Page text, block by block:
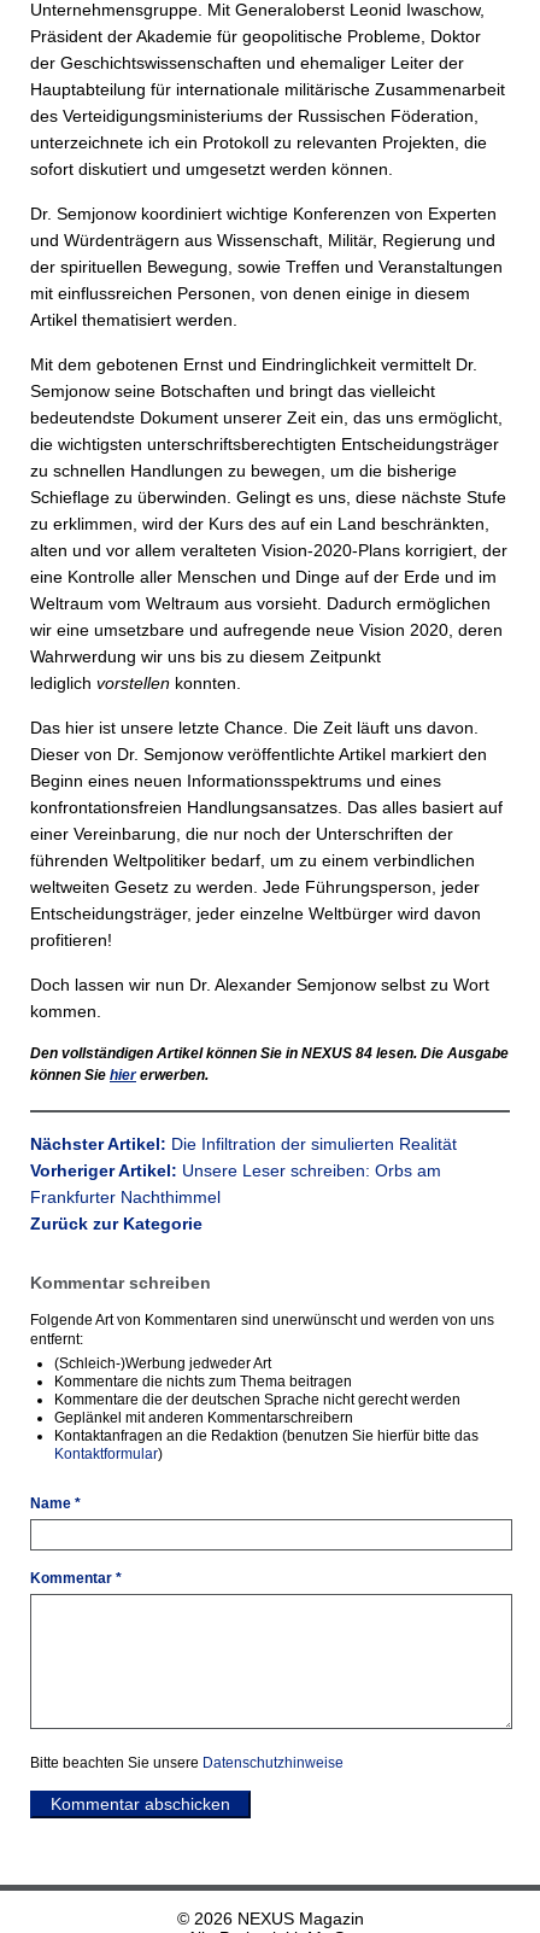
Unternehmensgruppe. Mit Generaloberst Leonid Iwaschow,
Präsident der Akademie für geopolitische Probleme, Doktor
der Geschichtswissenschaften und ehemaliger Leiter der
Hauptabteilung für internationale militärische Zusammenarbeit
des Verteidigungsministeriums der Russischen Föderation,
unterzeichnete ich ein Protokoll zu relevanten Projekten, die
sofort diskutiert und umgesetzt werden können.
Dr. Semjonow koordiniert wichtige Konferenzen von Experten
und Würdenträgern aus Wissenschaft, Militär, Regierung und
der spirituellen Bewegung, sowie Treffen und Veranstaltungen
mit einflussreichen Personen, von denen einige in diesem
Artikel thematisiert werden.
Mit dem gebotenen Ernst und Eindringlichkeit vermittelt Dr.
Semjonow seine Botschaften und bringt das vielleicht
bedeutendste Dokument unserer Zeit ein, das uns ermöglicht,
die wichtigsten unterschriftsberechtigten Entscheidungsträger
zu schnellen Handlungen zu bewegen, um die bisherige
Schieflage zu überwinden. Gelingt es uns, diese nächste Stufe
zu erklimmen, wird der Kurs des auf ein Land beschränkten,
alten und vor allem veralteten Vision-2020-Plans korrigiert, der
eine Kontrolle aller Menschen und Dinge auf der Erde und im
Weltraum vom Weltraum aus vorsieht. Dadurch ermöglichen
wir eine umsetzbare und aufregende neue Vision 2020, deren
Wahrwerdung wir uns bis zu diesem Zeitpunkt
lediglich vorstellen konnten.
Das hier ist unsere letzte Chance. Die Zeit läuft uns davon.
Dieser von Dr. Semjonow veröffentlichte Artikel markiert den
Beginn eines neuen Informationsspektrums und eines
konfrontationsfreien Handlungsansatzes. Das alles basiert auf
einer Vereinbarung, die nur noch der Unterschriften der
führenden Weltpolitiker bedarf, um zu einem verbindlichen
weltweiten Gesetz zu werden. Jede Führungsperson, jeder
Entscheidungsträger, jeder einzelne Weltbürger wird davon
profitieren!
Doch lassen wir nun Dr. Alexander Semjonow selbst zu Wort
kommen.
Den vollständigen Artikel können Sie in NEXUS 84 lesen. Die Ausgabe
können Sie hiererwerben.
Nächster Artikel: Die Infiltration der simulierten Realität
Vorheriger Artikel: Unsere Leser schreiben: Orbs am
Frankfurter Nachthimmel
Zurück zur Kategorie
Kommentar schreiben
Folgende Art von Kommentaren sind unerwünscht und werden von uns
entfernt:
(Schleich-)Werbung jedweder Art
Kommentare die nichts zum Thema beitragen
Kommentare die der deutschen Sprache nicht gerecht werden
Geplänkel mit anderen Kommentarschreibern
Kontaktanfragen an die Redaktion (benutzen Sie hierfür bitte das
Kontaktformular)
Name *
Kommentar *
Bitte beachten Sie unsere Datenschutzhinweise
Kommentar abschicken
© 2026 NEXUS Magazin